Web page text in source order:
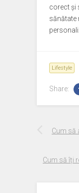
corect și
sănătate
Lifestyle
Share:
Cum să
Cum să îți